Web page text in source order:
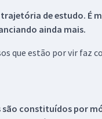
de estudo. É
ainda mais.
que estão por vir faz
são constituídos por